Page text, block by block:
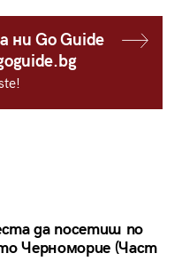
ни Go Guide
да посетиш по
Черноморие (Част